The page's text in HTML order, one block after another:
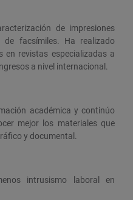
de impresiones
facsímiles. Ha realizado
en revistas especializadas a
a nivel internacional.
académica y continúo
mejor los materiales que
y documental.
intrusismo laboral en